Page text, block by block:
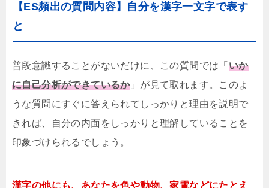
【ES頻出の質問内容】自分を漢字一文字で表す
と
普段意識することがないだけに、この質問では「 いか
に自己分析ができているか」が見て取れます。このよ
うな質問にすぐに答えられてしっかりと理由を説明で
きれば、自分の内面をしっかりと理解していることを
印象づけられるでしょう。
漢字の他にも、あなたを色や動物、家電などにたとえ